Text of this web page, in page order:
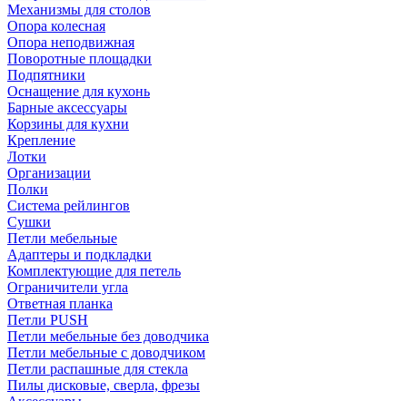
Механизмы для столов
Опора колесная
Опора неподвижная
Поворотные площадки
Подпятники
Оснащение для кухонь
Барные аксессуары
Корзины для кухни
Крепление
Лотки
Организации
Полки
Система рейлингов
Сушки
Петли мебельные
Адаптеры и подкладки
Комплектующие для петель
Ограничители угла
Ответная планка
Петли PUSH
Петли мебельные без доводчика
Петли мебельные с доводчиком
Петли распашные для стекла
Пилы дисковые, сверла, фрезы